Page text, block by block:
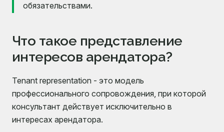
обязательствами.
Что такое представление
интересов арендатора?
Tenant representation - это модель
профессионального сопровождения, при которой
консультант действует исключительно в
интересах арендатора.